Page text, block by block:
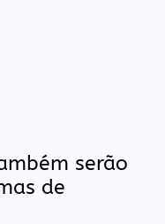
serão
de